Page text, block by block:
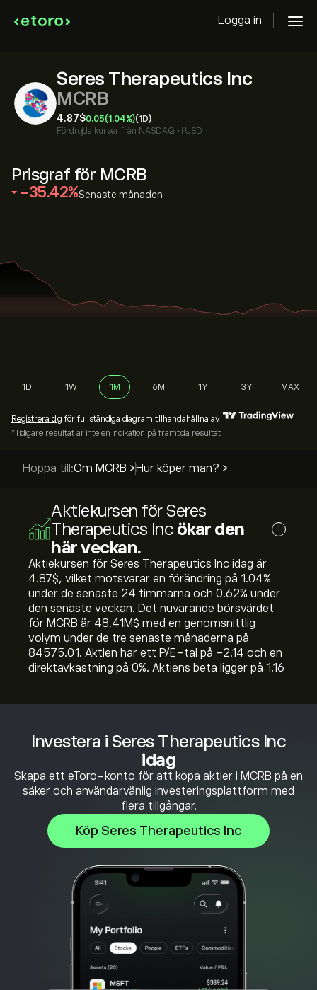
Logga in
Seres Therapeutics Inc
MCRB
4.87‎$‎0.05(1.04%)(1D)
Fördröjda kurser från NASDAQ • i USD
Investera i Seres Therapeutics Inc
idag
Skapa ett eToro-konto för att köpa aktier i MCRB på en
säker och användarvänlig investeringsplattform med
flera tillgångar.
Köp Seres Therapeutics Inc
Prisgraf för MCRB
‎-35.42‎ Senaste månaden
1D 1W 1M 6M 1Y 3Y MAX
Registrera dig för fullständiga diagram tillhandahållna av
*Tidigare resultat är inte en indikation på framtida resultat
Hoppa till:Om MCRB > Hur köper man? >
Aktiekursen för Seres
Therapeutics Inc ökar den
här veckan.
i
Aktiekursen för Seres Therapeutics Inc idag är
4.87‎$‎, vilket motsvarar en förändring på ‎1.04‎%
under de senaste 24 timmarna och ‎0.62‎% under
den senaste veckan. Det nuvarande börsvärdet
för MCRB är 48.41M‎$‎ med en genomsnittlig
volym under de tre senaste månaderna på
84575.01. Aktien har ett P/E-tal på -2.14 och en
direktavkastning på 0%. Aktiens beta ligger på 1.16